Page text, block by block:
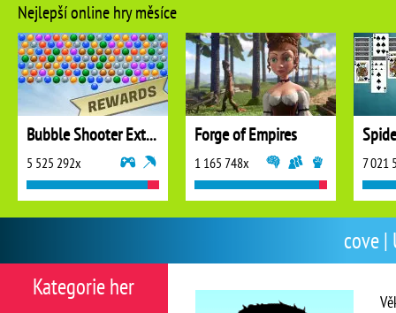
cove |
Kategorie her
Nejlepší online hry měsíce
Bubble Shooter Extreme
5 525 292x
Forge of Empires
1 165 748x 7 021